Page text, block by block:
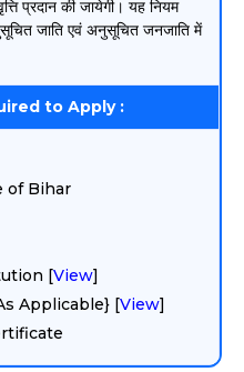
प्रदान की जायेगी। यह नियम
जाति एवं अनुसूचित जनजाति में
to Apply :
of Bihar
[View]
Applicable} [View]